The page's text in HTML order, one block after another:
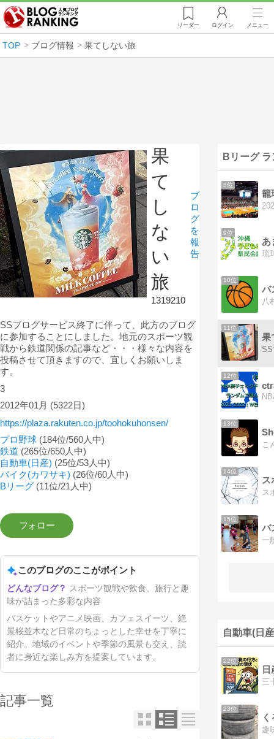
リーダー ログイン メニュー
TOP ブログ情報 果てしない旅
果
て
し
な
い
旅
1319210
ブ
ロ
グ
を
報
告
SSブログサービス終了に伴って、此方のブログ
に参加することにしました。地元のスポーツ観
戦から鉄道関係の記事など・・・様々な内容を
投稿させて頂きますので、宜しくお願いしま
す。
3
2012年01月 (5322日)
https://plaza.rakuten.co.jp/toohokuhonsen/
プロ野球 (184位/560人中)
鉄道 (265位/650人中)
自動車(日産) (25位/53人中)
バイク(カワサキ) (26位/60人中)
Bリーグ (11位/21人中)
このブログのここがポイント
スポーツ観戦や飲食、旅行と趣
味が詰まった多彩な内容
バスケットやアニメ映画、カフェスイーツ、絶
景桜並木など日常のちょっとした幸せを丁寧に
紹介。地域のイベントや季節の風景も交え、読
者に身近な楽しみ方を提案しています。
記事一覧
Bリーグ
8位
9位
あ
琉
10位
バ
11位
果
12位
13位
14位
ス
15位
バ
自動車(日
22位
23位